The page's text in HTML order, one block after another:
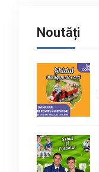
Noutăți